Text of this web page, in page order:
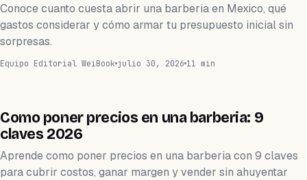
Conoce cuanto cuesta abrir una barberia en Mexico, qué
gastos considerar y cómo armar tu presupuesto inicial sin
sorpresas.
Equipo Editorial WeiBook julio 30, 2026 11 min
Como poner precios en una barberia: 9
claves 2026
Aprende como poner precios en una barberia con 9 claves
para cubrir costos, ganar margen y vender sin ahuyentar